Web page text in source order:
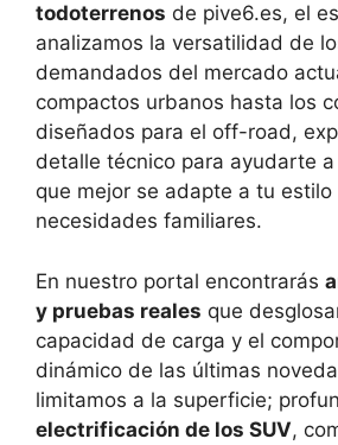
todoterrenos de pive6.es, el
analizamos la versatilidad de
demandados del mercado
compactos urbanos hasta los
diseñados para el off-road,
detalle técnico para ayudarte
que mejor se adapte a tu
necesidades familiares.
En nuestro portal encontrarás
y pruebas reales que
capacidad de carga y el
dinámico de las últimas
limitamos a la superficie;
electrificación de los SUV,